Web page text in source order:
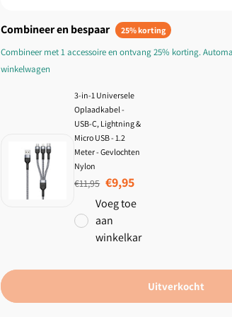
Combineer en bespaar 25% korting
Combineer met 1 accessoire en ontvang 25% korting.
winkelwagen
3-in-1 Universele
Oplaadkabel -
USB-C, Lightning &
Micro USB - 1.2
Meter - Gevlochten
Nylon
Normale prijs
€11,95 Aanbiedingsprijs
€9,95
Voeg toe
aan
winkelkar
Uitverkocht